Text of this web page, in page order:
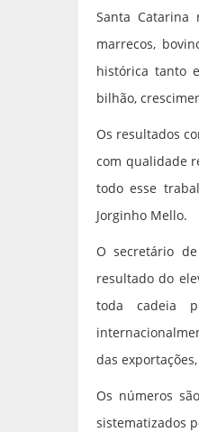
Santa Catarina
marrecos,
histórica tanto
bilhão,
Os resultados
com qualidade
todo esse
Jorginho Mello.
O secretário
resultado do
toda cadeia
das
Os números
sistematizados